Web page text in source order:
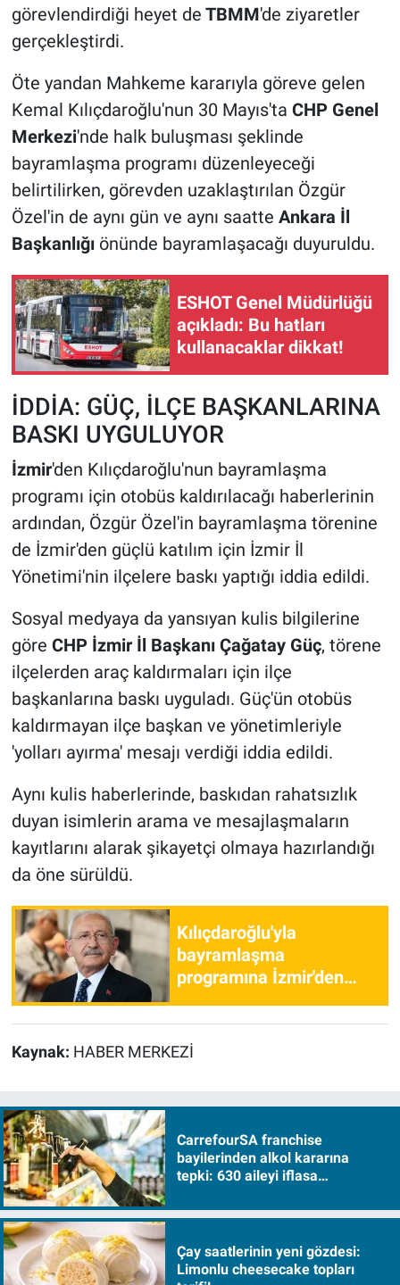
görevlendirdiği heyet de TBMM'de ziyaretler
gerçekleştirdi.
Öte yandan Mahkeme kararıyla göreve gelen
Kemal Kılıçdaroğlu'nun 30 Mayıs'ta CHP Genel
Merkezi'nde halk buluşması şeklinde
bayramlaşma programı düzenleyeceği
belirtilirken, görevden uzaklaştırılan Özgür
Özel'in de aynı gün ve aynı saatte Ankara İl
Başkanlığıönünde bayramlaşacağı duyuruldu.
ESHOT Genel Müdürlüğü
açıkladı: Bu hatları
kullanacaklar dikkat!
İDDİA: GÜÇ, İLÇE BAŞKANLARINA
BASKI UYGULUYOR
İzmir'den Kılıçdaroğlu'nun bayramlaşma
programı için otobüs kaldırılacağı haberlerinin
ardından, Özgür Özel'in bayramlaşma törenine
de İzmir'den güçlü katılım için İzmir İl
Yönetimi'nin ilçelere baskı yaptığı iddia edildi.
Sosyal medyaya da yansıyan kulis bilgilerine
göre CHP İzmir İl Başkanı Çağatay Güç, törene
ilçelerden araç kaldırmaları için ilçe
başkanlarına baskı uyguladı. Güç'ün otobüs
kaldırmayan ilçe başkan ve yönetimleriyle
'yolları ayırma' mesajı verdiği iddia edildi.
Aynı kulis haberlerinde, baskıdan rahatsızlık
duyan isimlerin arama ve mesajlaşmaların
kayıtlarını alarak şikayetçi olmaya hazırlandığı
da öne sürüldü.
Kılıçdaroğlu'yla
bayramlaşma
programına İzmir'den
Kaynak: HABER MERKEZİ
CarrefourSA franchise
bayilerinden alkol kararına
tepki: 630 aileyi iflasa
Çay saatlerinin yeni gözdesi:
Limonlu cheesecake topları